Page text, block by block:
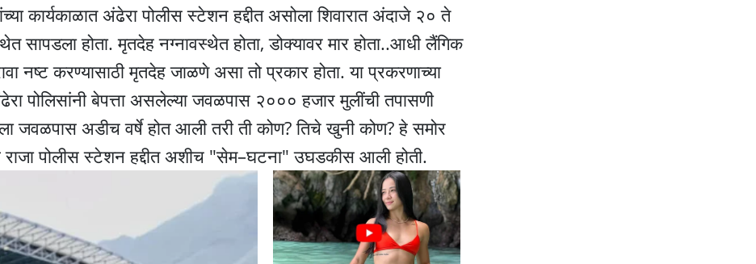
कार्यकाळात अंढेरा पोलीस स्टेशन हद्दीत असोला शिवारात अंदाजे २० ते
सापडला होता. मृतदेह नग्नावस्थेत होता, डोक्यावर मार होता..आधी लैंगिक
नष्ट करण्यासाठी मृतदेह जाळणे असा तो प्रकार होता. या प्रकरणाच्या
बेपत्ता असलेल्या जवळपास २००० हजार मुलींची तपासणी
अडीच वर्षे होत आली तरी ती कोण? तिचे खुनी कोण? हे समोर
पोलीस स्टेशन हद्दीत अशीच "सेम–घटना" उघडकीस आली होती.